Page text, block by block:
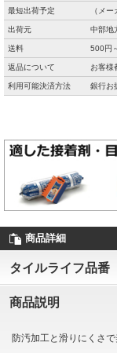
最短出荷予定 （メー
出荷元 中部地
送料 500円
返品について お客様
利用可能決済方法 銀行お
商品詳細
タイルライフ品番
商品説明
防汚加工と滑りにくさ